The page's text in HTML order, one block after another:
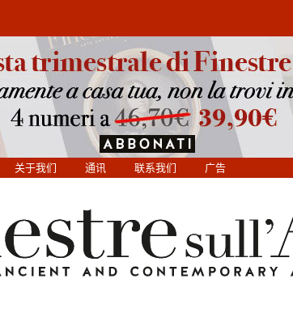
关于我们 通讯 联系我们 广告